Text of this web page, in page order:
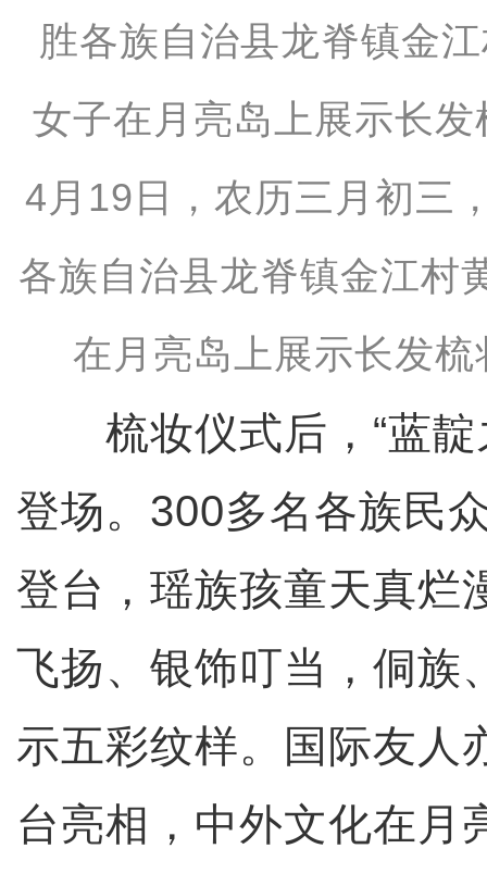
4月19日，农历三月初三
各族自治县龙脊镇金江村
在月亮岛上展示长发
梳妆仪式后，“蓝靛
登场。300多名各族民
登台，瑶族孩童天真烂
飞扬、银饰叮当，侗族
示五彩纹样。国际友人
台亮相，中外文化在月